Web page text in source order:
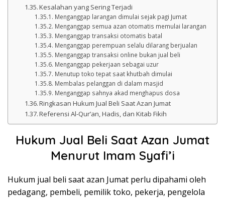
Kesalahan yang Sering Terjadi
Menganggap larangan dimulai sejak pagi Jumat
Menganggap semua azan otomatis memulai larangan
Menganggap transaksi otomatis batal
Menganggap perempuan selalu dilarang berjualan
Menganggap transaksi online bukan jual beli
Menganggap pekerjaan sebagai uzur
Menutup toko tepat saat khutbah dimulai
Membalas pelanggan di dalam masjid
Menganggap sahnya akad menghapus dosa
Ringkasan Hukum Jual Beli Saat Azan Jumat
Referensi Al-Qur’an, Hadis, dan Kitab Fikih
Hukum Jual Beli Saat Azan Jumat
Menurut Imam Syafi’i
Hukum jual beli saat azan Jumat perlu dipahami oleh
pedagang, pembeli, pemilik toko, pekerja, pengelola